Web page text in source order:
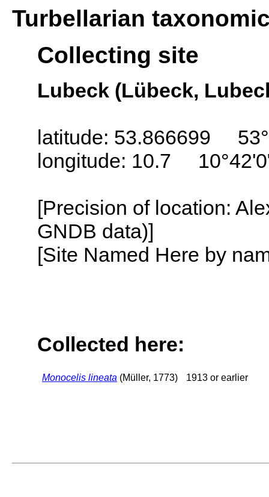
Turbellarian
Collecting site
Lubeck (Lübeck,
latitude: 53.866699
longitude: 10.7
[Precision of location:
GNDB data)]
[Site Named Here by
Collected here:
Monocelis lineata (Müller, 1773) 1913 or earlier